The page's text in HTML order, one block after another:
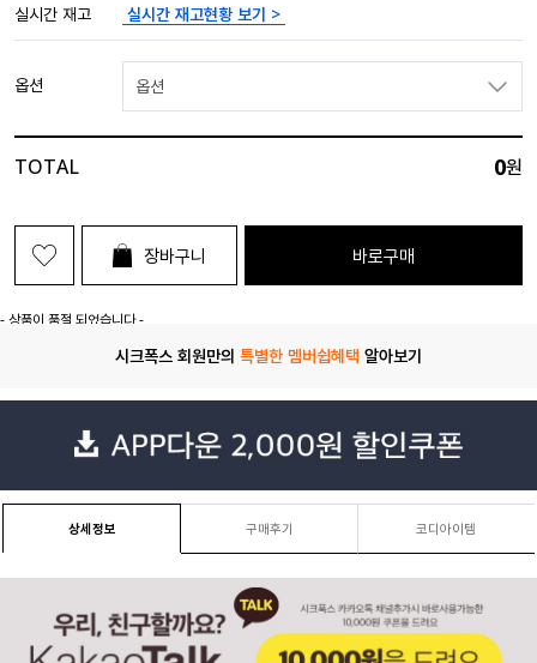
실시간 재고
실시간 재고현황 보기 >
옵션 옵션
TOTAL 0원
장바구니 바로구매
- 상품이 품절 되었습니다 -
시크폭스 회원만의 특별한 멤버쉽혜택 알아보기
상세정보 구매후기 코디아이템